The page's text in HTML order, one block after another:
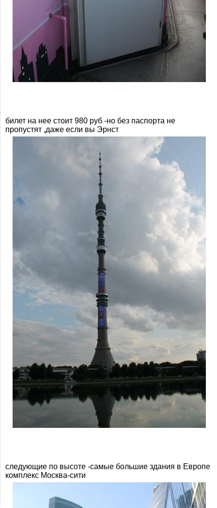
билет на нее стоит 980 руб -но без паспорта не
пропустят ,даже если вы Эрнст
следующие по высоте -самые большие здания в Европе
комплекс Москва-сити